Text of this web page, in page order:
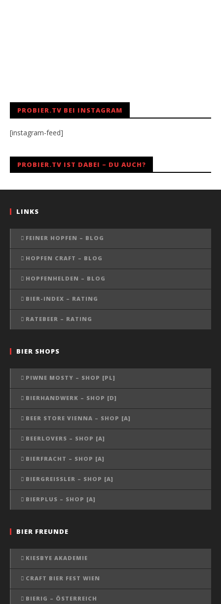
PROBIER.TV BEI INSTAGRAM
[instagram-feed]
PROBIER.TV IST DABEI – DU AUCH?
LINKS
FEINER HOPFEN – BLOG
HOPFEN CRAFT – BLOG
HOPFENHELDEN – BLOG
BIER-INDEX – RATING
RATEBEER – RATING
BIER SHOPS
PIWNE MOSTY – SHOP [PL]
BIERHANDWERK – SHOP [D]
BEER STORE VIENNA – SHOP [A]
BEERLOVERS – SHOP [A]
BIERFRACHT – SHOP [A]
BIERGREISSLER – SHOP [A]
BIERPLUS – SHOP [A]
BIER FREUNDE
KIESBYE AKADEMIE
CRAFT BIER FEST WIEN
BIERIG – ÖSTERREICH